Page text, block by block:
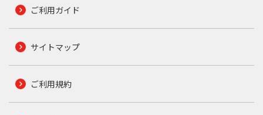
ご利用ガイド
サイトマップ
ご利用規約